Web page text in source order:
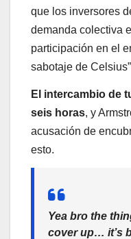
que los inversores
demanda colectiva
participación en el
sabotaje de
El intercambio de
seis horas, y
acusación de
esto.
Yea bro the
cover up… it’s